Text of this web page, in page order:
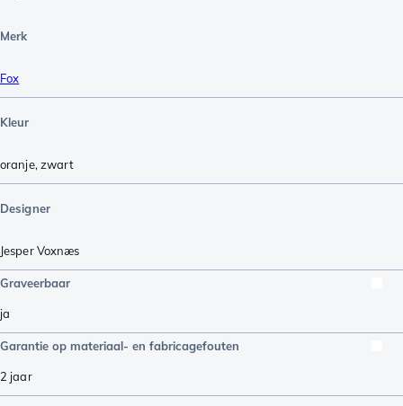
Merk
Fox
Kleur
oranje, zwart
Designer
Jesper Voxnæs
Graveerbaar
ja
Garantie op materiaal- en fabricagefouten
2 jaar